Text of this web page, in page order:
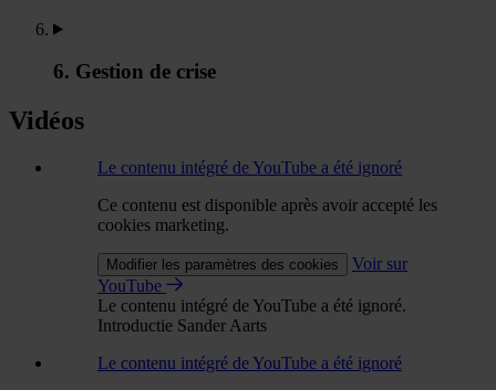
6. Gestion de crise
Vidéos
Le contenu intégré de YouTube a été ignoré
Ce contenu est disponible après avoir accepté les
cookies marketing.
Modifier les paramètres des cookies
Voir sur
YouTube
Le contenu intégré de YouTube a été ignoré.
Introductie Sander Aarts
Le contenu intégré de YouTube a été ignoré